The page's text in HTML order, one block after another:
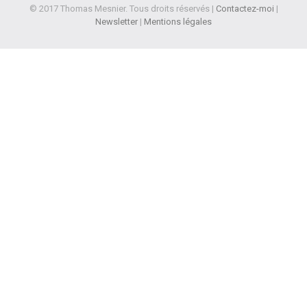
© 2017 Thomas Mesnier. Tous droits réservés | Contactez-moi |
Newsletter | Mentions légales